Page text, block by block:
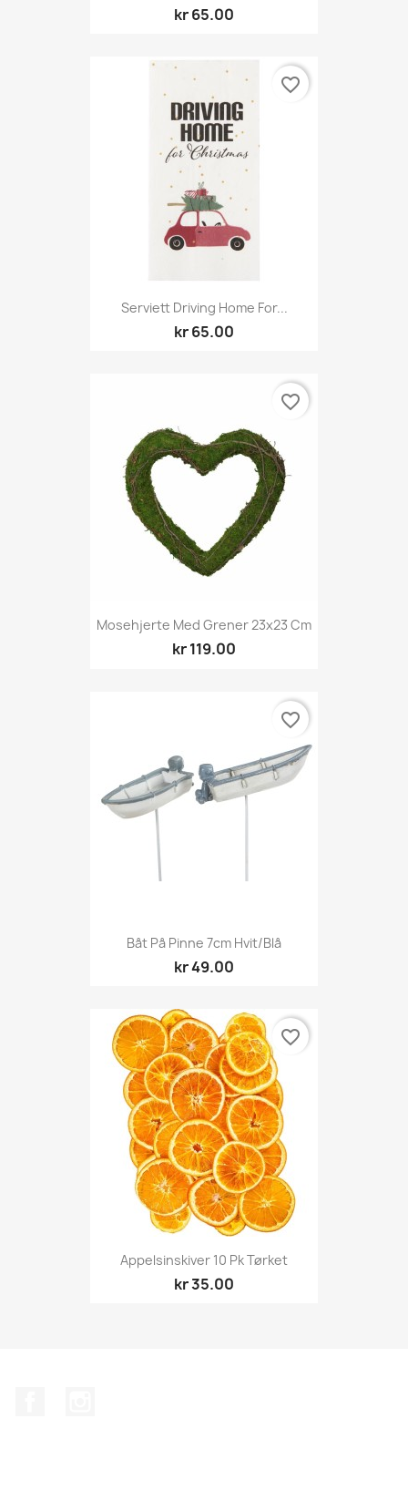
kr 65.00
Serviett Driving Home For...
kr 65.00
favorite_border
Mosehjerte Med Grener 23x23 Cm
kr 119.00
favorite_border
Båt På Pinne 7cm Hvit/blå
kr 49.00
favorite_border
Appelsinskiver 10 Pk Tørket
kr 35.00
favorite_border